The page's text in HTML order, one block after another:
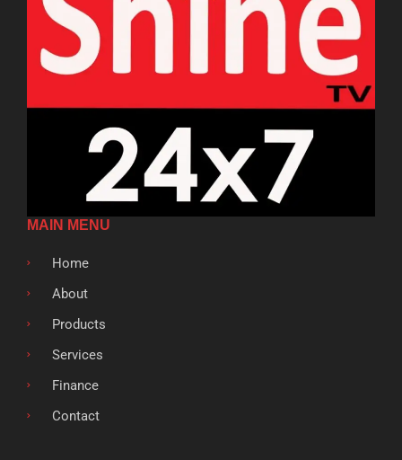
MAIN MENU
Home
About
Products
Services
Finance
Contact